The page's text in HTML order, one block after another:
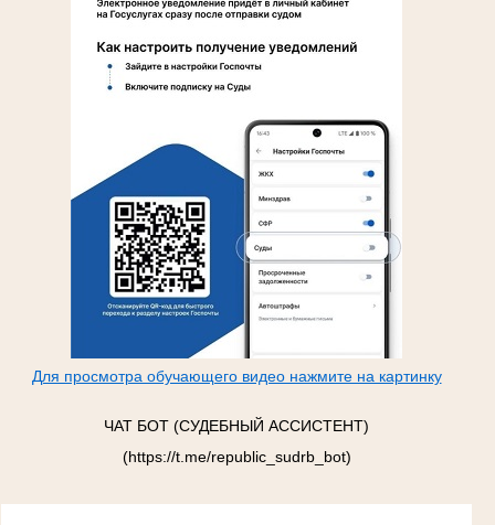
Для просмотра обучающего видео нажмите на картинку
ЧАТ БОТ (СУДЕБНЫЙ АССИСТЕНТ)
(https://t.me/republic_sudrb_bot)